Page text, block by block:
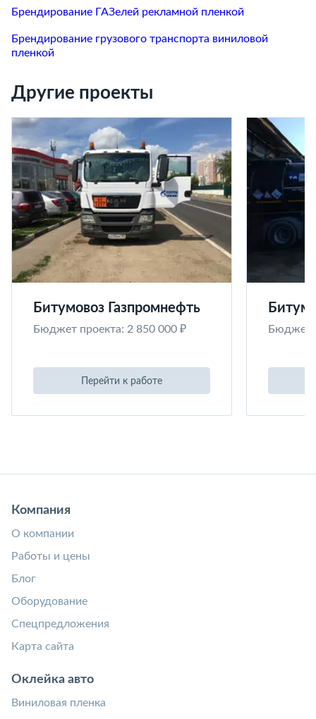
Брендирование ГАЗелей рекламной пленкой
Брендирование грузового транспорта виниловой
пленкой
Другие проекты
Битумовоз Газпромнефть
Бюджет проекта: 2 850 000 ₽
Перейти к работе
Бюджет
Компания
О компании
Работы и цены
Блог
Оборудование
Спецпредложения
Карта сайта
Оклейка авто
Виниловая пленка